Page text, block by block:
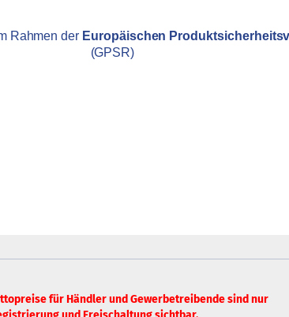
Rahmen der Europäischen
(GPSR)
für Händler und Gewerbetreibende sind nur